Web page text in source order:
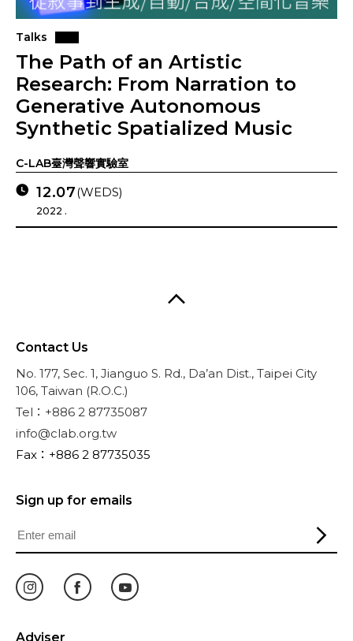
Talks
The Path of an Artistic
Research: From Narration to
Generative Autonomous
Synthetic Spatialized Music
C-LAB臺灣聲響實驗室
12.07(WEDS)
2022 .
Contact Us
No. 177, Sec. 1, Jianguo S. Rd., Da’an Dist., Taipei City
106, Taiwan (R.O.C.)
Tel：+886 2 87735087
info@clab.org.tw
Fax：+886 2 87735035
Sign up for emails
Adviser